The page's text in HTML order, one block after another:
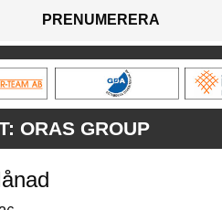
PRENUMERERA
ORAS GROUP